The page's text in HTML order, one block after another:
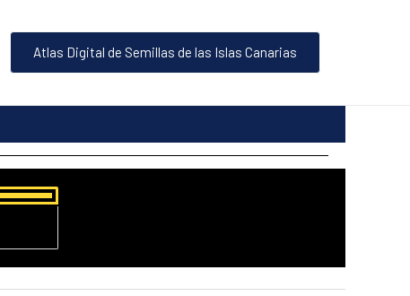
Atlas Digital de Semillas de las Islas Canarias